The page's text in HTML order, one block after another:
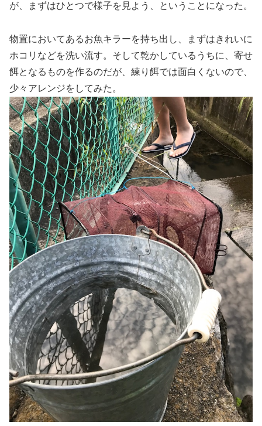
が、まずはひとつで様子を見よう、ということになった。
物置においてあるお魚キラーを持ち出し、まずはきれいに
ホコリなどを洗い流す。そして乾かしているうちに、寄せ
餌となるものを作るのだが、練り餌では面白くないので、
少々アレンジをしてみた。